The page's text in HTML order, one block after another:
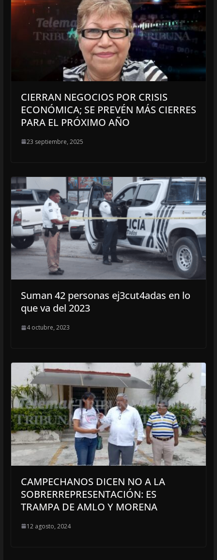
CIERRAN NEGOCIOS POR CRISIS
ECONÓMICA; SE PREVÉN MÁS CIERRES
PARA EL PRÓXIMO AÑO
23 septiembre, 2025
Suman 42 personas ej3cut4adas en lo
que va del 2023
4 octubre, 2023
CAMPECHANOS DICEN NO A LA
SOBRERREPRESENTACIÓN: ES
TRAMPA DE AMLO Y MORENA
12 agosto, 2024